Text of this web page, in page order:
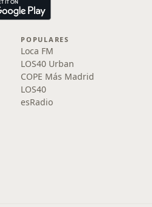
POPULARES
Loca FM
LOS40 Urban
COPE Más Madrid
LOS40
esRadio